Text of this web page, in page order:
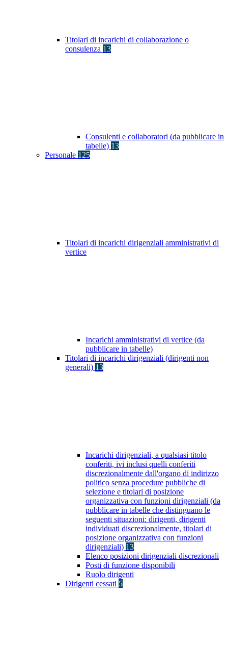
Titolari di incarichi di collaborazione o
consulenza 13
Consulenti e collaboratori (da pubblicare in
tabelle) 13
Personale 125
Titolari di incarichi dirigenziali amministrativi di
vertice
Incarichi amministrativi di vertice (da
pubblicare in tabelle)
Titolari di incarichi dirigenziali (dirigenti non
generali) 13
Incarichi dirigenziali, a qualsiasi titolo
conferiti, ivi inclusi quelli conferiti
discrezionalmente dall'organo di indirizzo
politico senza procedure pubbliche di
selezione e titolari di posizione
organizzativa con funzioni dirigenziali (da
pubblicare in tabelle che distinguano le
seguenti situazioni: dirigenti, dirigenti
individuati discrezionalmente, titolari di
posizione organizzativa con funzioni
dirigenziali) 13
Elenco posizioni dirigenziali discrezionali
Posti di funzione disponibili
Ruolo dirigenti
Dirigenti cessati 5